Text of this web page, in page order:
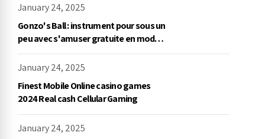
January 24, 2025
Gonzo's Ball : instrument pour sous un
peu avec s'amuser gratuite en mode
démo, NetEnt
January 24, 2025
Finest Mobile Online casino games
2024 Real cash Cellular Gaming
January 24, 2025